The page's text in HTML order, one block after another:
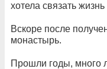
хотела связать
Вскоре после
монастырь.
Прошли годы, много